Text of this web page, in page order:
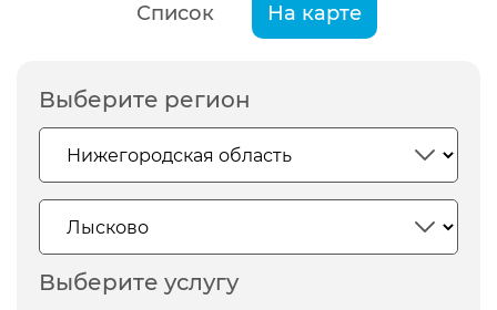
Список На карте
Выберите регион
Выберите услугу